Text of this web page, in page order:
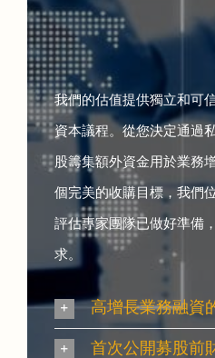
我們的估值提供獨立和可
資本議程。從您決定通過
股籌集額外資金用於業務
個完美的收購目標，我們
評估專家團隊已做好準備
求。
高增長業務融資
首次公開募股前